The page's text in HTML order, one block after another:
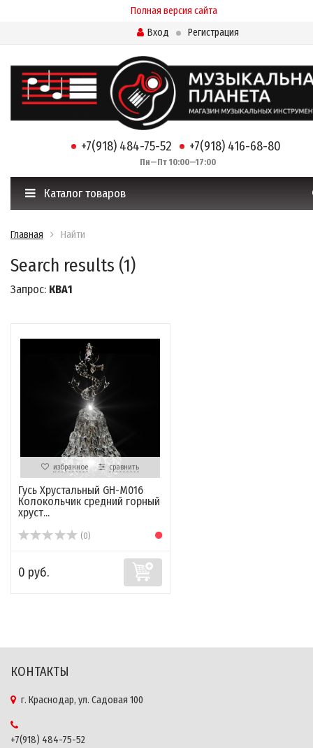
Полная версия сайта
Вход
Регистрация
+7(918) 484-75-52 +7(918) 416-68-80
Пн—Пт 10:00—17:00
Каталог товаров
Главная Найти
Search results (1)
Запрос: КВА1
избранное сравнить
Гусь Хрустальный GH-M016
Колокольчик средний горный
хруст...
(0)
0 руб.
КОНТАКТЫ
г. Краснодар, ул. Садовая 100
+7(918) 484-75-52